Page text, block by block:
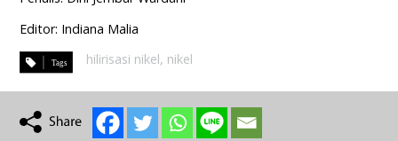
Editor: Indiana Malia
hilirisasi nikel, nikel